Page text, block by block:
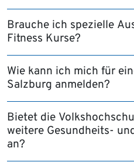
Brauche ich spezielle
Fitness Kurse?
Wie kann ich mich für
Salzburg anmelden?
Bietet die
weitere Gesundheits-
an?